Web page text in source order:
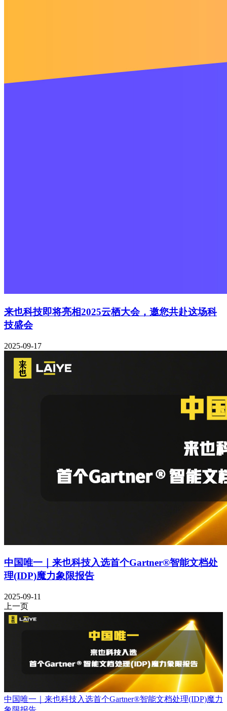
来也科技即将亮相2025云栖大会，邀您共赴这场科
技盛会
2025-09-17
中国唯一｜来也科技入选首个Gartner®智能文档处
理(IDP)魔力象限报告
2025-09-11
上一页
中国唯一｜来也科技入选首个Gartner®智能文档处理(IDP)魔力